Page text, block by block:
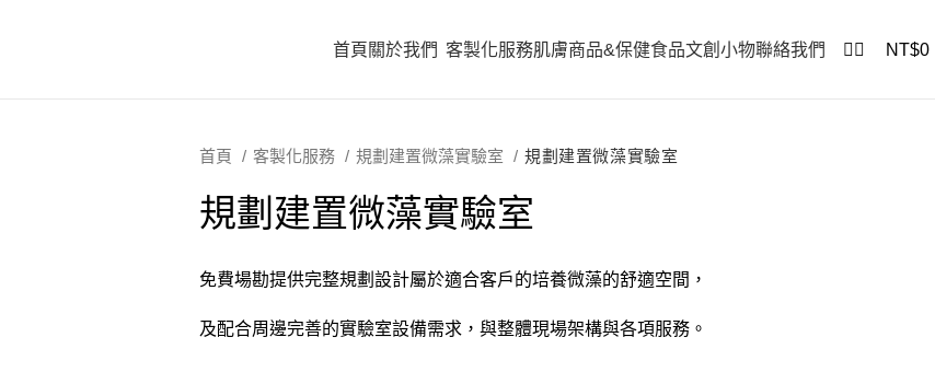
首頁 關於我們 客製化服務肌膚商品&保健食品文創小物聯絡我們 NT$0
首頁 客製化服務 規劃建置微藻實驗室 規劃建置微藻實驗室
規劃建置微藻實驗室
免費場勘提供完整規劃設計屬於適合客戶的培養微藻的舒適空間，
及配合周邊完善的實驗室設備需求，與整體現場架構與各項服務。